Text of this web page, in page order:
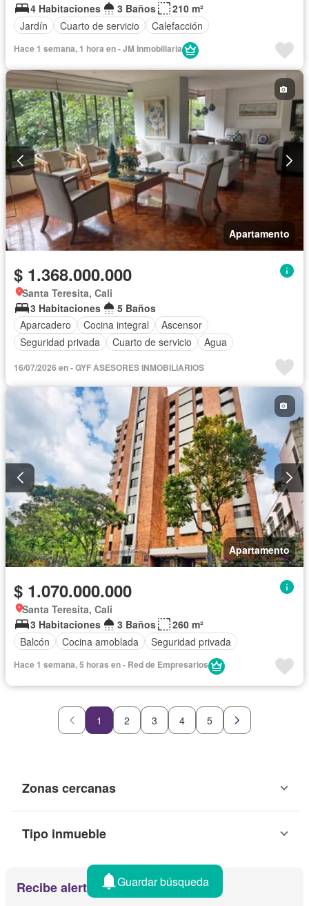
4 Habitaciones
3 Baños
210 m²
Jardín
Cuarto de servicio Calefacción
Hace 1 semana, 1 hora en - JM Inmobiliaria
Apartamento
$ 1.368.000.000
Santa Teresita, Cali
3 Habitaciones
5 Baños
Aparcadero
Cocina integral
Ascensor
Seguridad privada
Cuarto de servicio Agua
16/07/2026 en - GYF ASESORES INMOBILIARIOS
Apartamento
$ 1.070.000.000
Santa Teresita, Cali
3 Habitaciones
3 Baños
260 m²
Balcón
Cocina amoblada Seguridad privada
Hace 1 semana, 5 horas en - Red de Empresarios
1 2 3 4 5
Zonas cercanas
Tipo inmueble
Recibe alertas por emailGuardar búsqueda